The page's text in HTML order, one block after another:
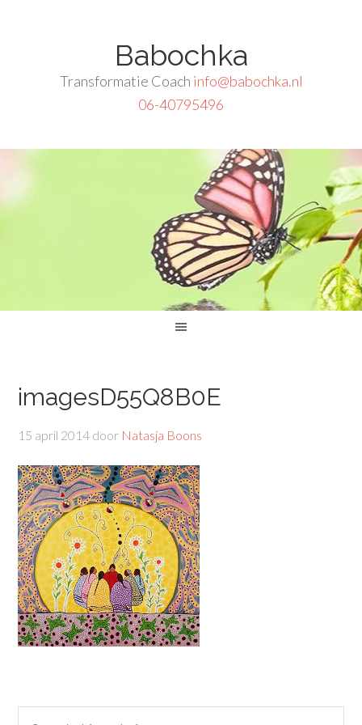
Babochka
Transformatie Coach info@babochka.nl
06-40795496
imagesD55Q8B0E
15 april 2014 door Natasja Boons